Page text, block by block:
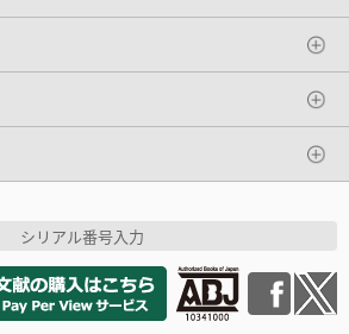
シリアル番号入力